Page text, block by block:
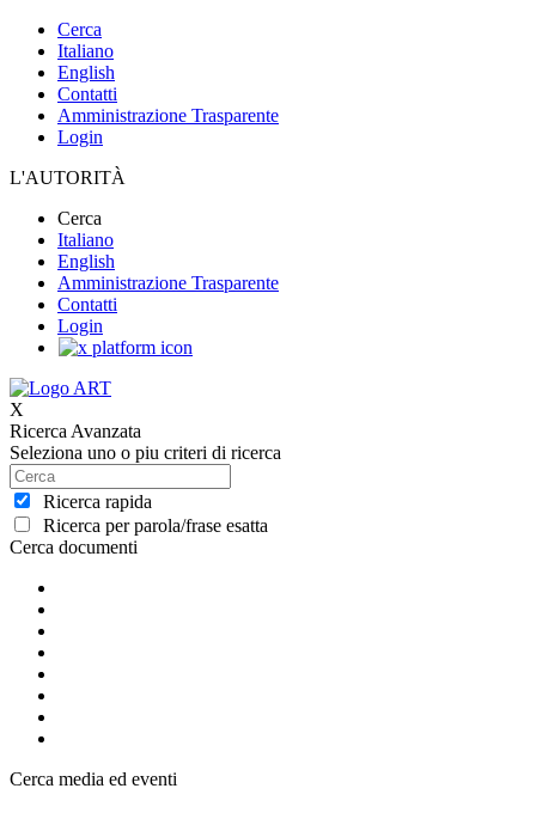
Cerca
Italiano
English
Contatti
Amministrazione Trasparente
Login
L'AUTORITÀ
Cerca
Italiano
English
Amministrazione Trasparente
Contatti
Login
X
Ricerca Avanzata
Seleziona uno o piu criteri di ricerca
Ricerca rapida
Ricerca per parola/frase esatta
Cerca documenti
Cerca media ed eventi